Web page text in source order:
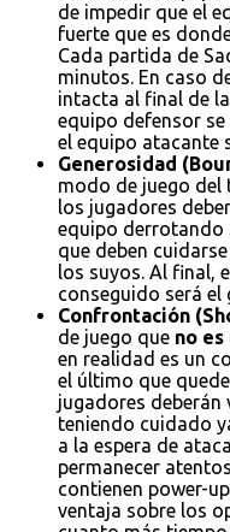
de impedir que el
fuerte que es
Cada partida de
minutos. En caso
intacta al final de
equipo defensor
el equipo atacante
Generosidad
modo de juego del
los jugadores
equipo derrotando
que deben
los suyos. Al final,
conseguido será
Confrontación
de juego que no
en realidad es un
el último que
jugadores deberán
teniendo cuidado
a la espera de
permanecer
contienen power-
ventaja sobre los